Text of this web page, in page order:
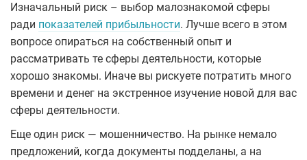
Изначальный риск – выбор малознакомой сферы
ради показателей прибыльности. Лучше всего в этом
вопросе опираться на собственный опыт и
рассматривать те сферы деятельности, которые
хорошо знакомы. Иначе вы рискуете потратить много
времени и денег на экстренное изучение новой для вас
сферы деятельности.
Еще один риск — мошенничество. На рынке немало
предложений, когда документы подделаны, а на